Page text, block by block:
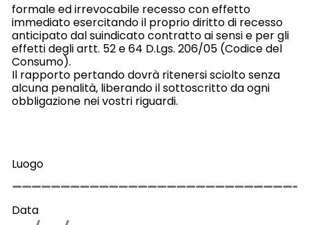
formale ed irrevocabile recesso con effetto
immediato esercitando il proprio diritto di recesso
anticipato dal suindicato contratto ai sensi e per gli
effetti degli artt. 52 e 64 D.Lgs. 206/05 (Codice del
Consumo).
Il rapporto pertando dovrà ritenersi sciolto senza
alcuna penalità, liberando il sottoscritto da ogni
obbligazione nei vostri riguardi.
Luogo
Data